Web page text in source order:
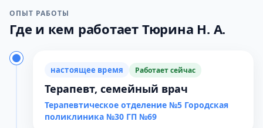
ОПЫТ РАБОТЫ
Где и кем работает Тюрина Н. А.
настоящее время Работает сейчас
Терапевт, семейный врач
Терапевтическое отделение №5 Городская
поликлиника №30 ГП №69